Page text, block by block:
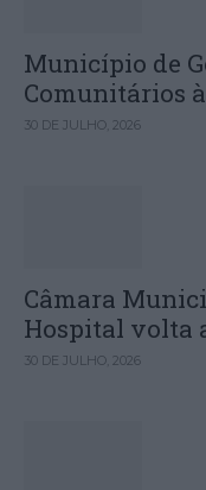
Município de
Comunitários
30 DE JULHO, 2026
Câmara
Hospital volta
30 DE JULHO, 2026